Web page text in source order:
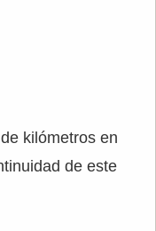
kilómetros en
de este